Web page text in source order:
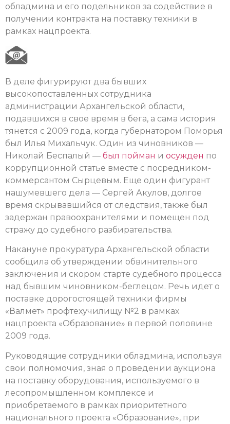
обладмина и его подельников за содействие в
получении контракта на поставку техники в
рамках нацпроекта.
В деле фигурируют два бывших
высокопоставленных сотрудника
администрации Архангельской области,
подавшихся в свое время в бега, а сама история
тянется с 2009 года, когда губернатором Поморья
был Илья Михальчук. Один из чиновников —
Николай Беспалый — был пойман и осужден по
коррупционной статье вместе с посредником-
коммерсантом Сырцевым. Еще один фигурант
нашумевшего дела — Сергей Акулов, долгое
время скрывавшийся от следствия, также был
задержан правоохранителями и помещен под
стражу до судебного разбирательства.
Накануне прокуратура Архангельской области
сообщила об утверждении обвинительного
заключения и скором старте судебного процесса
над бывшим чиновником-беглецом. Речь идет о
поставке дорогостоящей техники фирмы
«Валмет» профтехучилищу №2 в рамках
нацпроекта «Образование» в первой половине
2009 года.
Руководящие сотрудники обладмина, используя
свои полномочия, зная о проведении аукциона
на поставку оборудования, используемого в
лесопромышленном комплексе и
приобретаемого в рамках приоритетного
национального проекта «Образование», при